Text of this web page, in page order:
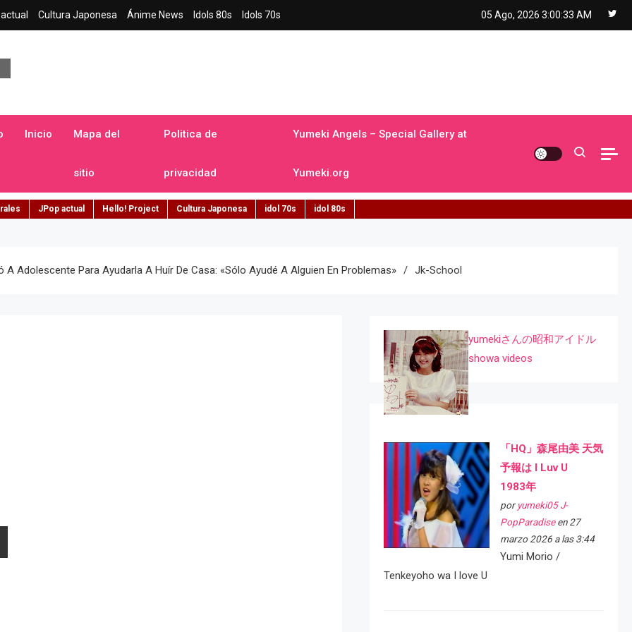
Cultura Japonesa Ánime News Idols 80s Idols 70s 05 Ago, 2026 3:00:34 AM
Inicio Mapa del
sitio
Politica de
privacidad
Yumeki Angels – Special Gallery at
Yumeki.org
JPop actual Hello! Project Cultura Japonesa idol 70s idol 80s
Adolescente Para Ayudarla A Huír De Casa: «sólo Ayudé A Alguien En Problemas» Jk-School
yumekiさんの昭和アイドル
showa videos
「HQ」森尾由美 天気
予報は I Luv U
1983年
por yumeki05 J-
PopParadiseen 27
marzo 2026 a las 3:44
Yumi Morio /
Tenkeyoho wa I love U